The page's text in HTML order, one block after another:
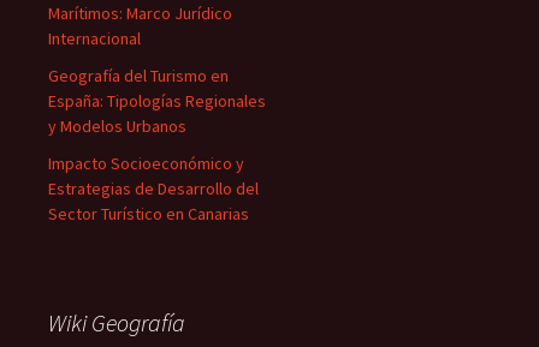
Marítimos: Marco Jurídico
Internacional
Geografía del Turismo en
España: Tipologías Regionales
y Modelos Urbanos
Impacto Socioeconómico y
Estrategias de Desarrollo del
Sector Turístico en Canarias
Wiki Geografía